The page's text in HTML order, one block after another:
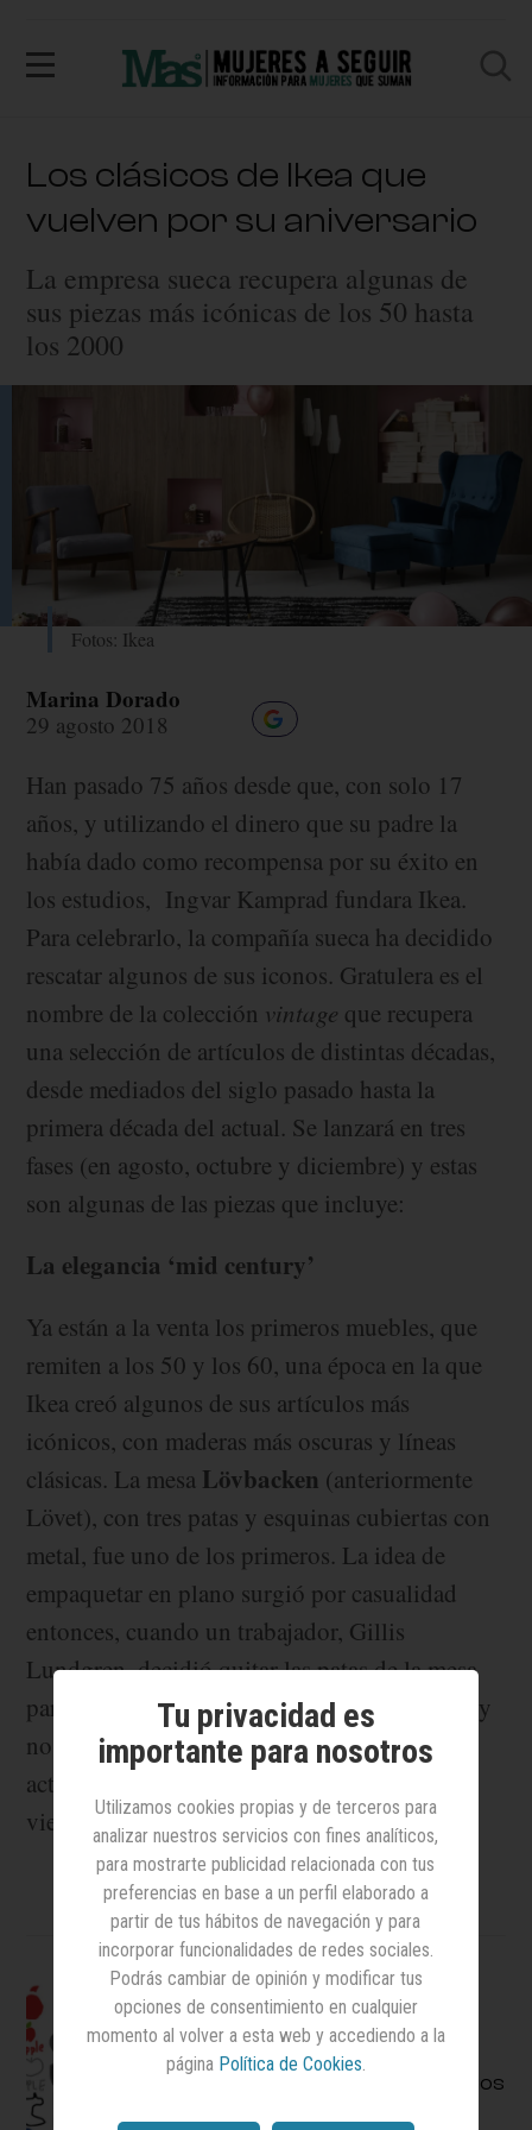
Los clásicos de Ikea que
vuelven por su aniversario
La empresa sueca recupera algunas de
sus piezas más icónicas de los 50 hasta
los 2000
Fotos: Ikea
Marina Dorado
29 agosto 2018
Han pasado 75 años desde que, con solo 17
años, y utilizando el dinero que su padre la
había dado como recompensa por su éxito en
los estudios, Ingvar Kamprad fundara Ikea.
Para celebrarlo, la compañía sueca ha decidido
rescatar algunos de sus iconos. Gratulera es el
nombre de la colección vintage que recupera
una selección de artículos de distintas décadas,
desde mediados del siglo pasado hasta la
primera década del actual. Se lanzará en tres
fases (en agosto, octubre y diciembre) y estas
son algunas de las piezas que incluye:
La elegancia ‘mid century’
Ya están a la venta los primeros muebles, que
remiten a los 50 y los 60, una época en la que
Ikea creó algunos de sus artículos más
icónicos, con maderas más oscuras y líneas
clásicas. La mesa Lövbacken (anteriormente
Lövet), con tres patas y esquinas cubiertas con
metal, fue uno de los primeros. La idea de
empaquetar en plano surgió por casualidad
entonces, cuando un trabajador, Gillis
Lundgren, decidió quitar las patas de la mesa
para hacer que encajara en su pequeño coche y
no se dañara durante el traslado. En la
actualidad casi todos los productos de Ikea
vienen en paquetes planos.
Así (de mal)
recordamos los logos
más famosos del
Tu privacidad es
importante para nosotros
Utilizamos cookies propias y de terceros para
analizar nuestros servicios con fines analíticos,
para mostrarte publicidad relacionada con tus
preferencias en base a un perfil elaborado a
partir de tus hábitos de navegación y para
incorporar funcionalidades de redes sociales.
Podrás cambiar de opinión y modificar tus
opciones de consentimiento en cualquier
momento al volver a esta web y accediendo a la
página Política de Cookies.